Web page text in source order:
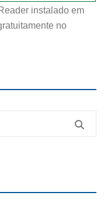
instalado em
no